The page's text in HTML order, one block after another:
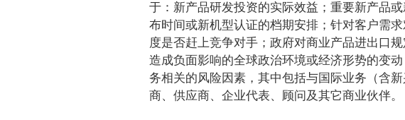
于：新产品研发投资的实际效益；重要新产品
布时间或新机型认证的档期安排；针对客户需
度是否赶上竞争对手；政府对商业产品进出口
造成负面影响的全球政治环境或经济形势的变
务相关的风险因素，其中包括与国际业务（含
商、供应商、企业代表、顾问及其它商业伙伴。